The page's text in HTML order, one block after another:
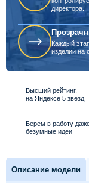
директора.
Каждый
изделий на
Высший рейтинг,
на Яндексе 5 звезд
Берем в работу
безумные идеи
Описание модели